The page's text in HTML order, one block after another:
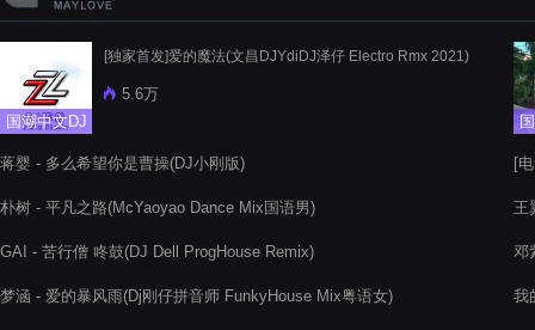
国潮中文DJ
[独家首发]爱的魔法(文昌DJYdiDJ泽仔 Electro Rmx 2021)
5.6万
蒋婴 - 多么希望你是曹操(DJ小刚版)
朴树 - 平凡之路(McYaoyao Dance Mix国语男)
GAI - 苦行僧 咚鼓(DJ Dell ProgHouse Remix)
梦涵 - 爱的暴风雨(Dj刚仔拼音师 FunkyHouse Mix粤语女)
[
王
邓
我